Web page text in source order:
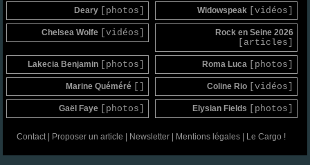
Deary [photos] Widowspeak [vidéos]
Chelsea Wolfe [vidéos] Rock en Seine 2026
[articles]
Lakecia Benjamin [photos] Roma Luca [photos]
Marine Quéméré Coline Rio [vidéos]
Gaël Faye [photos] Elysian Fields [photos]
Contact| Proposer un article Newsletter| Mentions légales| Le Cargo !